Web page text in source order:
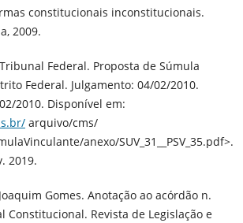
constitucionais inconstitucionais.
2009.
Federal. Proposta de Súmula
Federal. Julgamento: 04/02/2010.
2010. Disponível em:
arquivo/cms/
anexo/SUV_31__PSV_35.pdf>.
2019.
Gomes. Anotação ao acórdão n.
Constitucional. Revista de Legislação e